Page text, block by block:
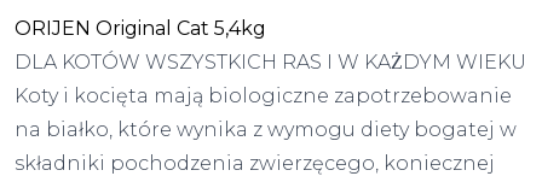
ORIJEN Original Cat 5,4kg
DLA KOTÓW WSZYSTKICH RAS I W KAŻDYM WIEKU
Koty i kocięta mają biologiczne zapotrzebowanie
na białko, które wynika z wymogu diety bogatej w
składniki pochodzenia zwierzęcego, koniecznej